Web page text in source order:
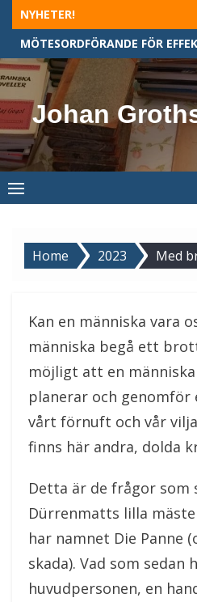
Skip
content
NYHETER!
Johan
Home 2023 Med
Kan en människa vara
människa begå ett
möjligt att en
planerar och
vårt förnuft och vår
finns här andra, dolda
Detta är de frågor som
Dürrenmatts lilla
har namnet Die Panne
skada). Vad som sedan
huvudpersonen, en